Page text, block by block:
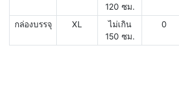
120 ซม.
กล่องบรรจุ XL
ไม่เกิน
150 ซม.
0